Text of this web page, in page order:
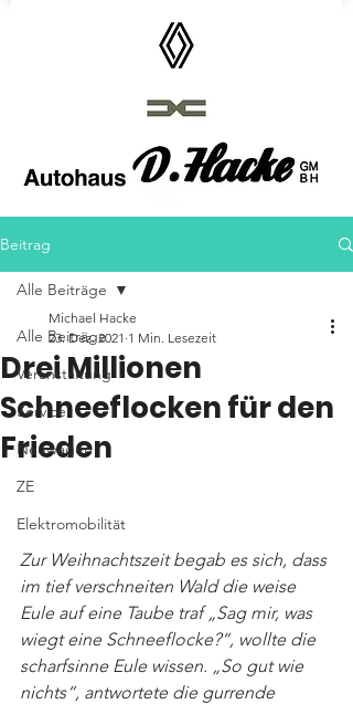
Autohaus D.Hacke GmbH
Beitrag
Alle Beiträge
Veranstaltung
Service
Neuwagen
ZE
Elektromobilität
Alle Beiträge
Drei Millionen
Schneeflocken für den
Frieden
Michael Hacke
23. Dez. 2021 1 Min. Lesezeit
Zur Weihnachtszeit begab es sich, dass
im tief verschneiten Wald die weise
Eule auf eine Taube traf „Sag mir, was
wiegt eine Schneeflocke?“, wollte die
scharfsinne Eule wissen. „So gut wie
nichts“, antwortete die gurrende